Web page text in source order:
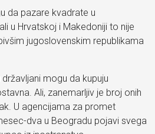
da pazare kvadrate u
u Hrvatskoj i Makedoniji to nije
jugoslovenskim republikama
mogu da kupuju
Ali, zanemarljiv je broj onih
U agencijama za promet
dva u Beogradu pojavi svega